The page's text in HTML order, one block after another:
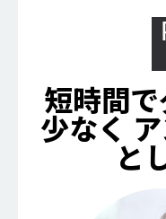
短時間
少なくア
と